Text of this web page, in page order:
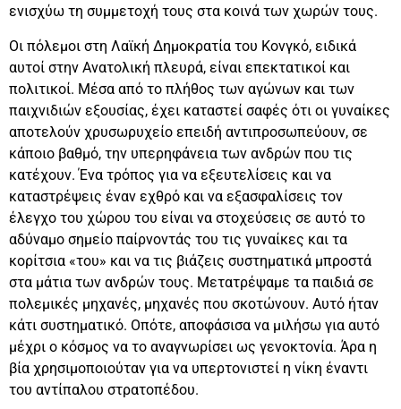
ενισχύω τη συμμετοχή τους στα κοινά των χωρών τους.
Οι πόλεμοι στη Λαϊκή Δημοκρατία του Κονγκό, ειδικά
αυτοί στην Ανατολική πλευρά, είναι επεκτατικοί και
πολιτικοί. Μέσα από το πλήθος των αγώνων και των
παιχνιδιών εξουσίας, έχει καταστεί σαφές ότι οι γυναίκες
αποτελούν χρυσωρυχείο επειδή αντιπροσωπεύουν, σε
κάποιο βαθμό, την υπερηφάνεια των ανδρών που τις
κατέχουν. Ένα τρόπος για να εξευτελίσεις και να
καταστρέψεις έναν εχθρό και να εξασφαλίσεις τον
έλεγχο του χώρου του είναι να στοχεύσεις σε αυτό το
αδύναμο σημείο παίρνοντάς του τις γυναίκες και τα
κορίτσια «του» και να τις βιάζεις συστηματικά μπροστά
στα μάτια των ανδρών τους. Μετατρέψαμε τα παιδιά σε
πολεμικές μηχανές, μηχανές που σκοτώνουν. Αυτό ήταν
κάτι συστηματικό. Οπότε, αποφάσισα να μιλήσω για αυτό
μέχρι ο κόσμος να το αναγνωρίσει ως γενοκτονία. Άρα η
βία χρησιμοποιούταν για να υπερτονιστεί η νίκη έναντι
του αντίπαλου στρατοπέδου.